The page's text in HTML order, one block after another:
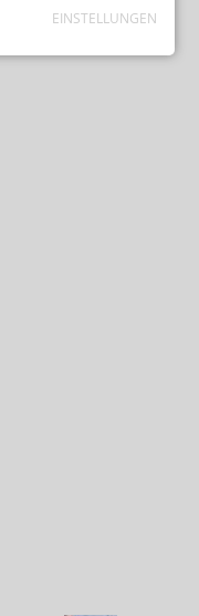
EINSTELLUNGEN